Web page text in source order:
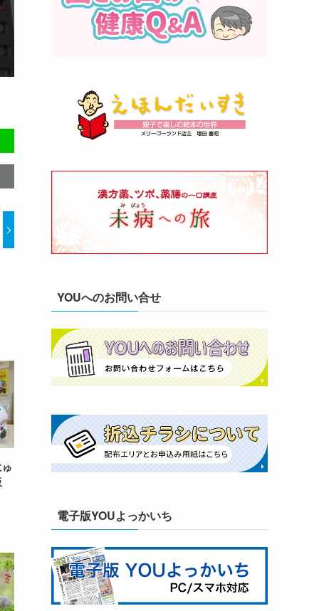
YOUへのお問い合せ
電子版YOUよっかいち